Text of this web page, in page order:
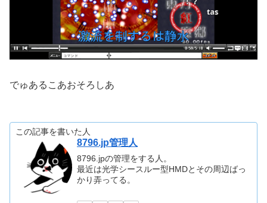
でゅあるこあおそろしあ
この記事を書いた人
8796.jp管理人
8796.jpの管理をする人。
最近は光学シースルー型HMDとその周辺ばっ
かり弄ってる。